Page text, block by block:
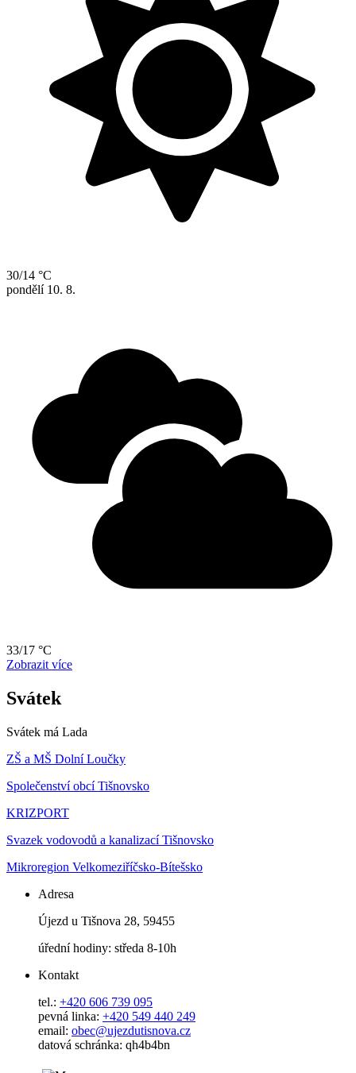
30/14 °C
pondělí 10. 8.
33/17 °C
Zobrazit více
Svátek
Svátek má Lada
ZŠ a MŠ Dolní Loučky
Společenství obcí Tišnovsko
KRIZPORT
Svazek vodovodů a kanalizací Tišnovsko
Mikroregion Velkomeziříčsko-Bítešsko
Adresa
Újezd u Tišnova 28, 59455
úřední hodiny: středa 8-10h
Kontakt
tel.: +420 606 739 095
pevná linka: +420 549 440 249
email: obec@ujezdutisnova.cz
datová schránka: qh4b4bn